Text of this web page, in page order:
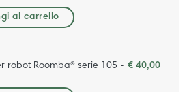
al carrello
robot Roomba® serie 105 - € 40,00